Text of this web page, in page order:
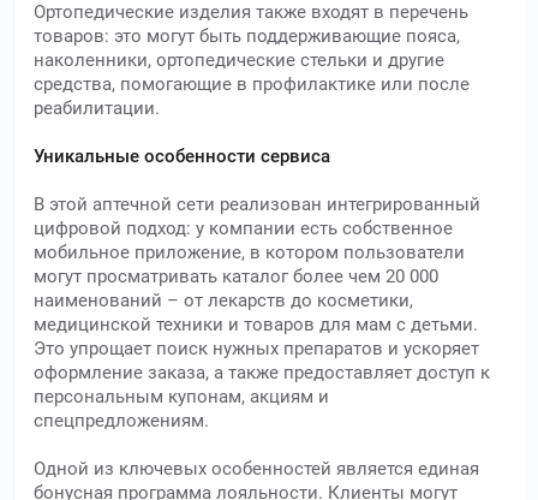
Ортопедические изделия также входят в перечень
товаров: это могут быть поддерживающие пояса,
наколенники, ортопедические стельки и другие
средства, помогающие в профилактике или после
реабилитации.
Уникальные особенности сервиса
В этой аптечной сети реализован интегрированный
цифровой подход: у компании есть собственное
мобильное приложение, в котором пользователи
могут просматривать каталог более чем 20 000
наименований – от лекарств до косметики,
медицинской техники и товаров для мам с детьми.
Это упрощает поиск нужных препаратов и ускоряет
оформление заказа, а также предоставляет доступ к
персональным купонам, акциям и
спецпредложениям.
Одной из ключевых особенностей является единая
бонусная программа лояльности. Клиенты могут